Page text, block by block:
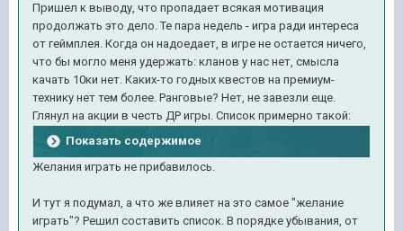
Пришел к выводу, что пропадает всякая мотивация
продолжать это дело. Те пара недель - игра ради интереса
от геймплея. Когда он надоедает, в игре не остается ничего,
что бы могло меня удержать: кланов у нас нет, смысла
качать 10ки нет. Каких-то годных квестов на премиум-
технику нет тем более. Ранговые? Нет, не завезли еще.
Глянул на акции в честь ДР игры. Список примерно такой:
Показать содержимое
Желания играть не прибавилось.
И тут я подумал, а что же влияет на это самое "желание
играть"? Решил составить список. В порядке убывания, от